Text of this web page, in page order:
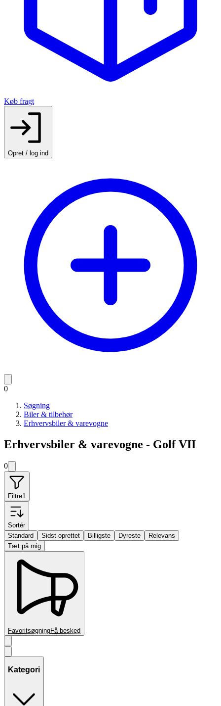
Køb fragt
Opret / log ind
0
Søgning
Biler & tilbehør
Erhvervsbiler & varevogne
Erhvervsbiler & varevogne - Golf VII
0
Filtre1
Sortér
Standard
Sidst oprettet Billigste Dyreste
Relevans
Tæt på mig
FavoritsøgningFå besked
Kategori